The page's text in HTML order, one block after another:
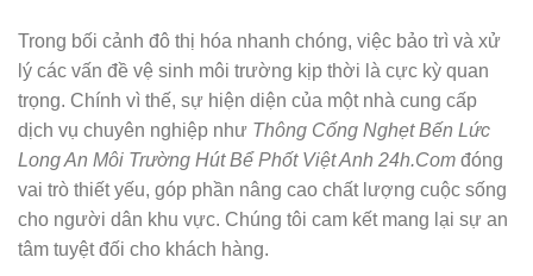
Trong bối cảnh đô thị hóa nhanh chóng, việc bảo trì và xử
lý các vấn đề vệ sinh môi trường kịp thời là cực kỳ quan
trọng. Chính vì thế, sự hiện diện của một nhà cung cấp
dịch vụ chuyên nghiệp như Thông Cống Nghẹt Bến Lức
Long An Môi Trường Hút Bể Phốt Việt Anh 24h.Com đóng
vai trò thiết yếu, góp phần nâng cao chất lượng cuộc sống
cho người dân khu vực. Chúng tôi cam kết mang lại sự an
tâm tuyệt đối cho khách hàng.